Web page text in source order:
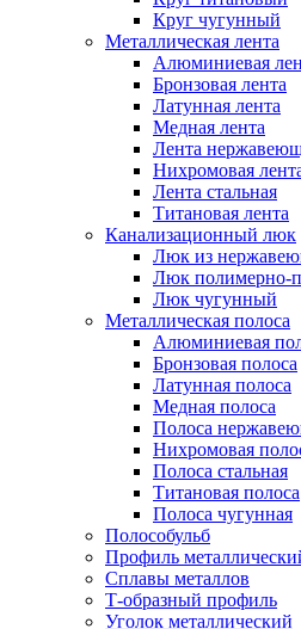
Круг чугунный
Металлическая лента
Алюминиевая
Бронзовая лента
Латунная лента
Медная лента
Лента
Нихромовая
Лента стальная
Титановая лента
Канализационный люк
Люк из
Люк полимерно-
Люк чугунный
Металлическая полоса
Алюминиевая
Бронзовая полоса
Латунная полоса
Медная полоса
Полоса
Нихромовая
Полоса стальная
Титановая полоса
Полоса чугунная
Полособульб
Профиль
Сплавы металлов
Т-образный профиль
Уголок металлический